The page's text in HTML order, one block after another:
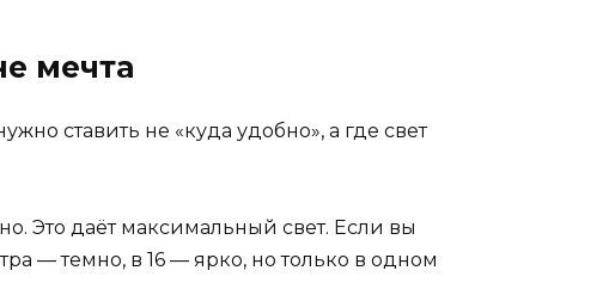
мечта
ставить не «куда удобно», а где свет
Это даёт максимальный свет. Если вы
— темно, в 16 — ярко, но только в одном